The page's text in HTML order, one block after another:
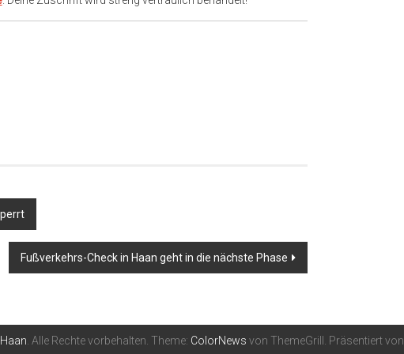
Fußverkehrs-Check in Haan geht in die nächste Phase
. Alle Rechte vorbehalten. Theme: ColorNews von ThemeGrill. Präsentiert von